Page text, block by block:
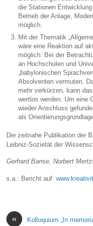
die Stationen
Betrieb der Anlage,
möglich.
Mit der Thematik
wäre eine Reaktion auf
möglich: Bei der
an Hochschulen und
„babylonischen
Absolventen vermuten.
mehr verkürzen, kann
wertlos werden. Um eine
wieder Anschluss
als
Die zeitnahe Publikation der
Leibniz-Sozietät der
Gerhard Banse, Norbert
s.a.: Bericht auf
« Kolloquium „In